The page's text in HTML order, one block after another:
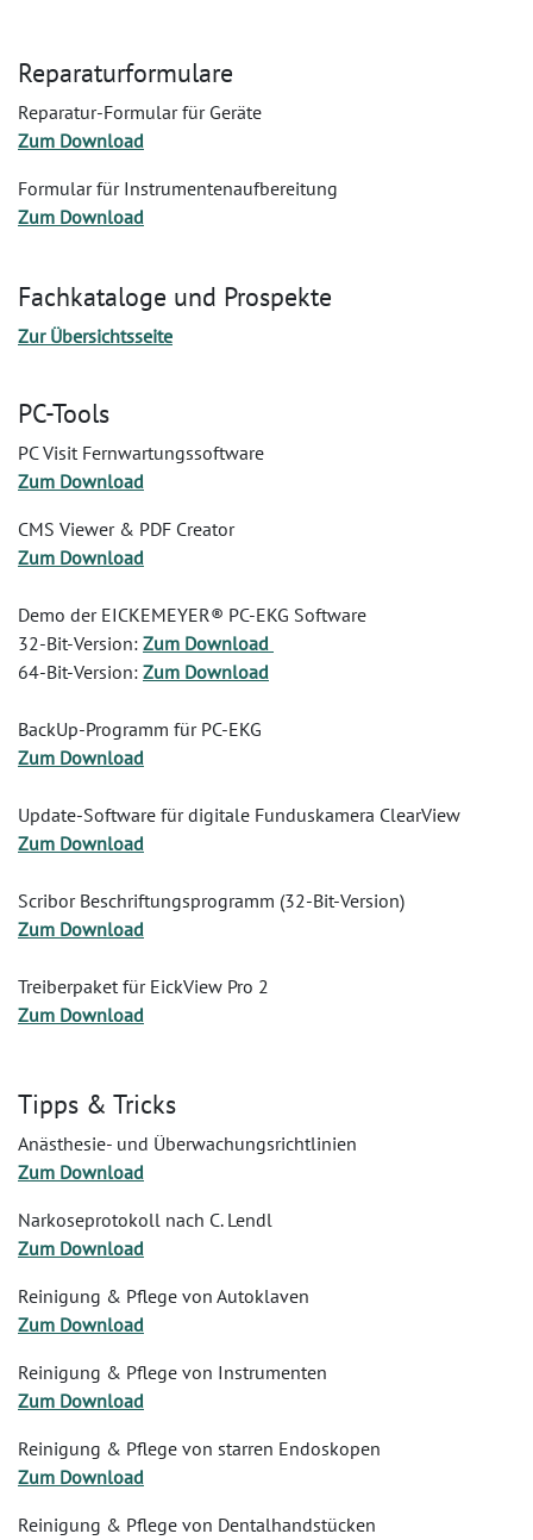
Reparaturformulare
Reparatur-Formular für Geräte
Zum Download
Formular für Instrumentenaufbereitung
Zum Download
Fachkataloge und Prospekte
Zur Übersichtsseite
PC-Tools
PC Visit Fernwartungssoftware
Zum Download
CMS Viewer & PDF Creator
Zum Download
Demo der EICKEMEYER® PC-EKG Software
32-Bit-Version: Zum Download
64-Bit-Version: Zum Download
BackUp-Programm für PC-EKG
Zum Download
Update-Software für digitale Funduskamera ClearView
Zum Download
Scribor Beschriftungsprogramm (32-Bit-Version)
Zum Download
Treiberpaket für EickView Pro 2
Zum Download
Tipps & Tricks
Anästhesie- und Überwachungsrichtlinien
Zum Download
Narkoseprotokoll nach C. Lendl
Zum Download
Reinigung & Pflege von Autoklaven
Zum Download
Reinigung & Pflege von Instrumenten
Zum Download
Reinigung & Pflege von starren Endoskopen
Zum Download
Reinigung & Pflege von Dentalhandstücken